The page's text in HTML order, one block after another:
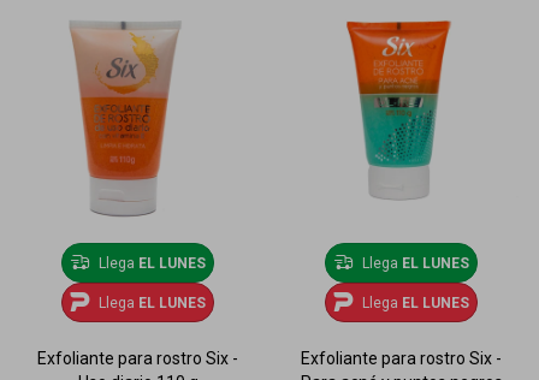
Llega EL LUNES
Llega EL LUNES
Exfoliante para rostro Six -
Llega EL LUNES
Llega EL LUNES
Exfoliante para rostro Six -